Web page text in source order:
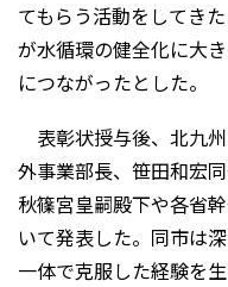
てもらう活動をしてき
が水循環の健全化に大
につながったとした。
表彰状授与後、北九
外事業部長、笹田和宏
秋篠宮皇嗣殿下や各省
いて発表した。同市は
一体で克服した経験を